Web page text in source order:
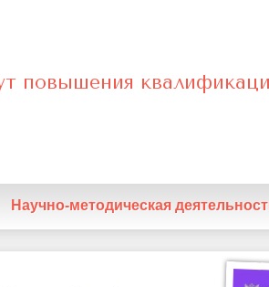
повышения
Научно-методическая